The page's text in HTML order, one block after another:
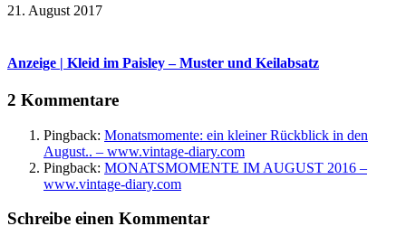
21. August 2017
Anzeige | Kleid im Paisley – Muster und Keilabsatz
2 Kommentare
Pingback: Monatsmomente: ein kleiner Rückblick in den
August.. – www.vintage-diary.com
Pingback: MONATSMOMENTE IM AUGUST 2016 –
www.vintage-diary.com
Schreibe einen Kommentar